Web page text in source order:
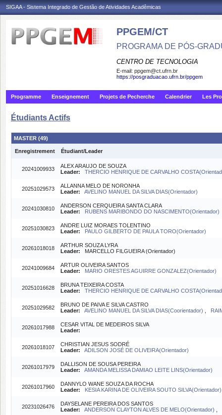
SIGAA - Sistema Integrado de Gestão de Atividades Acadêmicas
PPGEM/CT
PROGRAMA DE PÓS-
CENTRO DE TECNOLOGIA
E-mail: ppgem@ct.ufrn.br
https://posgraduacao.ufrn.br/ppgem
Programme Enseignement Projets de Pecherche Calendrier Les
Étudiants Actifs
MASTER (49)
Enregistrement Étudiant/Leader
20241009933
ALEX ARAUJO DE SOUZA
Leader:
THERCIO HENRIQUE DE CARVALHO
20251029573
ALLANNA MELO DE NORONHA
Leader:
AVELINO MANUEL DA SILVA DIAS(Orientador)
20241030810
ANDERSON CERQUEIRA SANTA CLARA
Leader:
RUBENS MARIBONDO DO NASCIMENTO(Orientador)
20251030823
ANDRE LUIZ MORAES TOLENTINO
Leader:
PAULO GILBERTO DE PAULA TORO(Orientador)
20261018018
ARTHUR SOUZA LYRA
Leader: MARCELLO FILGUEIRA (Orientador)
20241009684
ARTUR OLIVEIRA SANTOS
Leader:
MARIO ORESTES AGUIRRE GONZALEZ(Orientador)
20251016628
BRUNA TEIXEIRA COSTA
Leader:
THERCIO HENRIQUE DE CARVALHO
20251029582
BRUNO DE PAIVA E SILVA CASTRO
Leader:
AVELINO MANUEL DA SILVA DIAS(Coorientador)
20261017988
CESAR VITAL DE MEDEIROS SILVA
Leader:
20261018107
CHRISTIAN JESUS SODRÉ
Leader:
ADILSON JOSÉ DE OLIVEIRA(Orientador)
20261017979
DALLISON DE SOUSA PEREIRA
Leader:
AMANDA MELISSA DAMIAO LEITE LINS(Orientador)
20261017960
DANNYLO WANE SOUZA DA ROCHA
Leader:
KESIA KARINA DE OLIVEIRA SOUTO
20231026476
DAYSELANE PEREIRA DOS SANTOS
Leader:
ANDERSON CLAYTON ALVES DE MELO(Orientador)